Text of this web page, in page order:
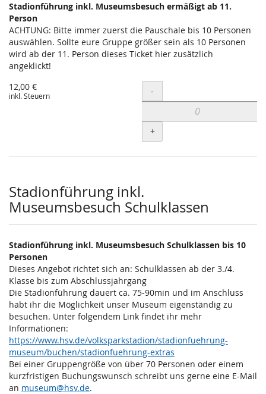
Stadionführung inkl. Museumsbesuch ermäßigt ab 11.
Person
ACHTUNG: Bitte immer zuerst die Pauschale bis 10 Personen
auswählen. Sollte eure Gruppe größer sein als 10 Personen
wird ab der 11. Person dieses Ticket hier zusätzlich
angeklickt!
12,00 €
inkl. Steuern Menge
-
+
Stadionführung inkl.
Museumsbesuch Schulklassen
Stadionführung inkl. Museumsbesuch Schulklassen bis 10
Personen
Dieses Angebot richtet sich an: Schulklassen ab der 3./4.
Klasse bis zum Abschlussjahrgang
Die Stadionführung dauert ca. 75-90min und im Anschluss
habt ihr die Möglichkeit unser Museum eigenständig zu
besuchen. Unter folgendem Link findet ihr mehr
Informationen:
https://www.hsv.de/volksparkstadion/stadionfuehrung-
museum/buchen/stadionfuehrung-extras
Bei einer Gruppengröße von über 70 Personen oder einem
kurzfristigen Buchungswunsch schreibt uns gerne eine E-Mail
an museum@hsv.de.